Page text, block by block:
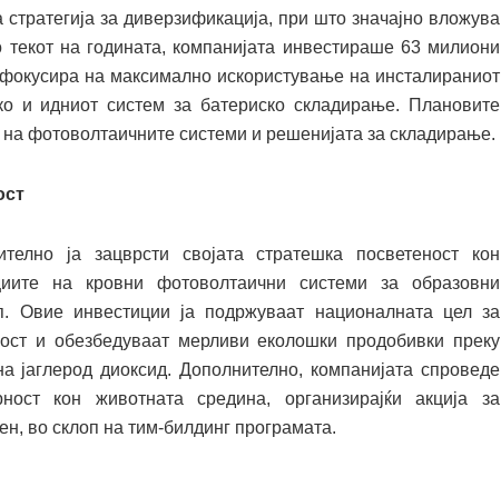
за диверзификација, при што значајно вложува
на годината, компанијата инвестираше 63 милиони
на максимално искористување на инсталираниот
и идниот систем за батериско складирање. Плановите
фотоволтаичните системи и решенијата за складирање.
ја зацврсти својата стратешка посветеност кон
на кровни фотоволтаични системи за образовни
Овие инвестиции ја подржуваат националната цел за
и обезбедуваат мерливи еколошки продобивки преку
диоксид. Дополнително, компанијата спроведе
кон животната средина, организирајќи акција за
во склоп на тим-билдинг програмата.